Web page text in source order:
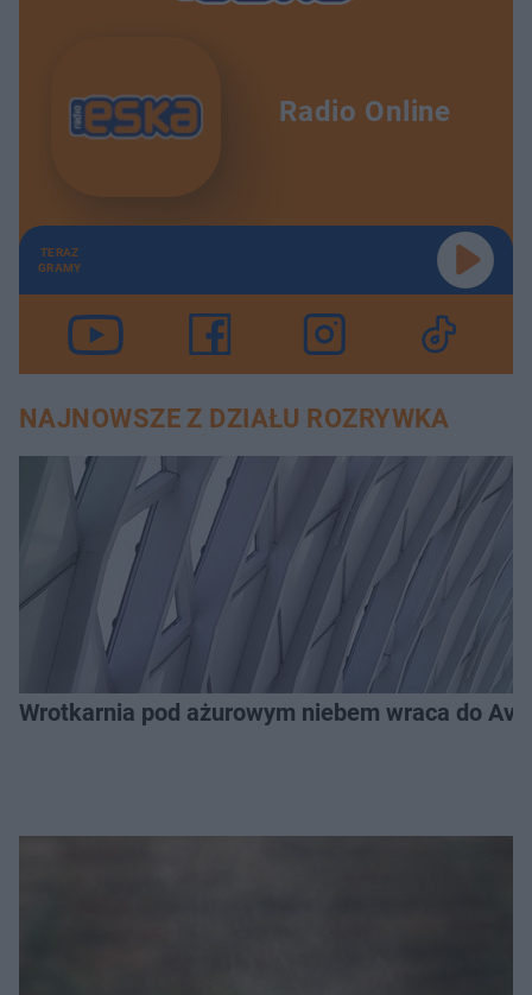
Radio Online
TERAZ
GRAMY
NAJNOWSZE Z DZIAŁU ROZRYWKA
Wrotkarnia pod ażurowym niebem wraca do